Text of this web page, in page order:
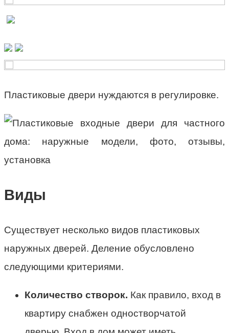
Пластиковые двери нуждаются в регулировке.
Виды
Существует несколько видов пластиковых
наружных дверей. Деление обусловлено
следующими критериями.
Количество створок. Как правило, вход в
квартиру снабжен одностворчатой